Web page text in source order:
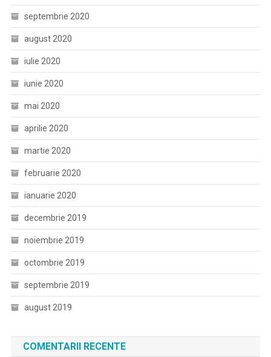
septembrie 2020
august 2020
iulie 2020
iunie 2020
mai 2020
aprilie 2020
martie 2020
februarie 2020
ianuarie 2020
decembrie 2019
noiembrie 2019
octombrie 2019
septembrie 2019
august 2019
COMENTARII RECENTE